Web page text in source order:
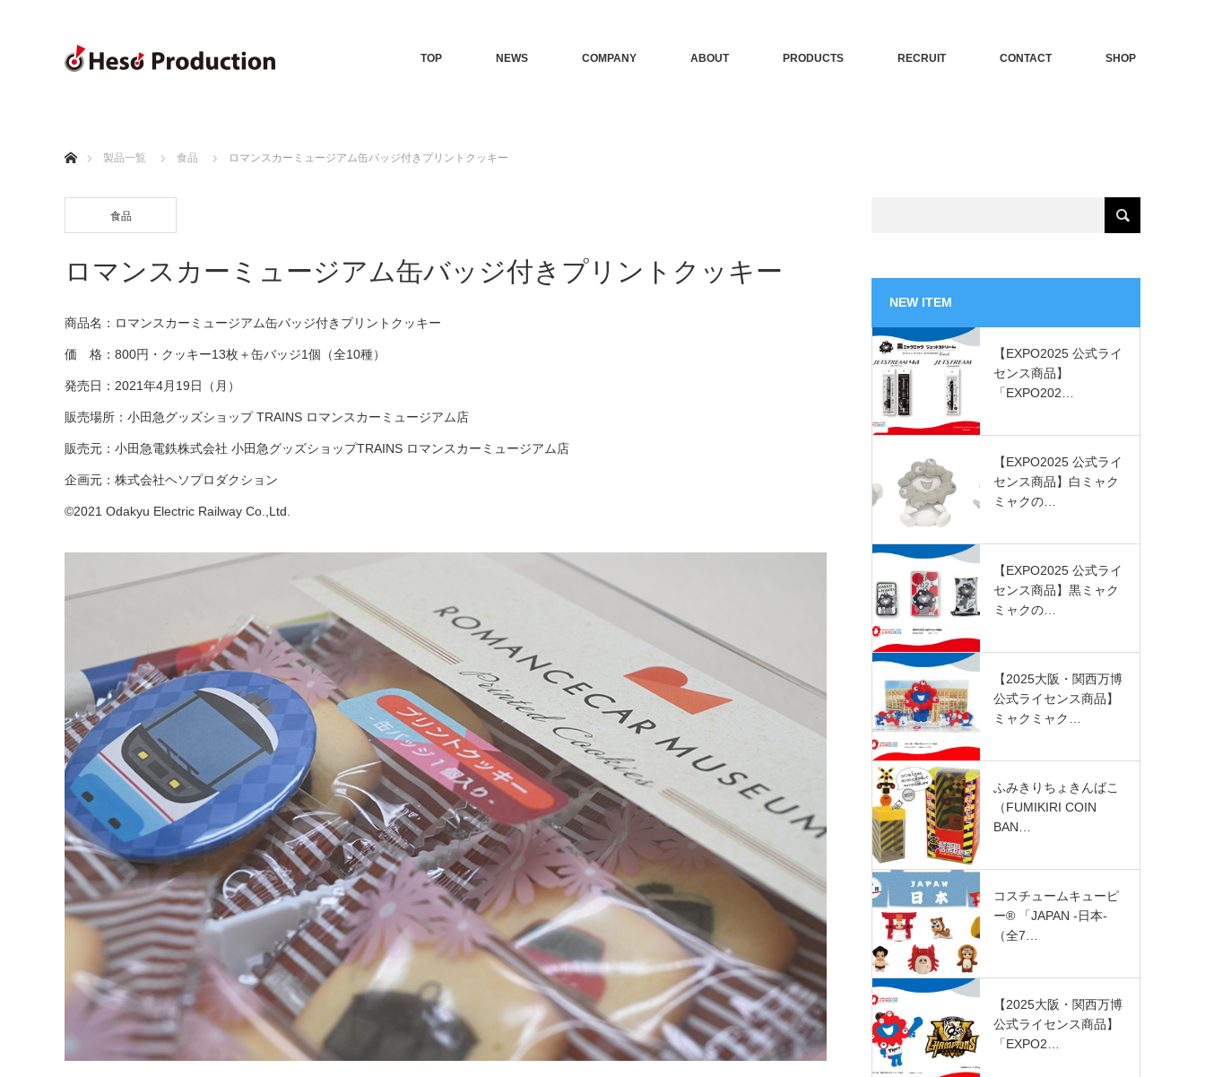
TOP NEWS COMPANY ABOUT PRODUCTS RECRUIT CONTACT SHOP
製品一覧
食品 ロマンスカーミュージアム缶バッジ付きプリントクッキー
食品
ロマンスカーミュージアム缶バッジ付きプリントクッキー
商品名：ロマンスカーミュージアム缶バッジ付きプリントクッキー
価 格：800円・クッキー13枚＋缶バッジ1個（全10種）
発売日：2021年4月19日（月）
販売場所：小田急グッズショップ TRAINS ロマンスカーミュージアム店
販売元：小田急電鉄株式会社 小田急グッズショップTRAINS ロマンスカーミュージアム店
企画元：株式会社ヘソプロダクション
©2021 Odakyu Electric Railway Co.,Ltd.
NEW ITEM
【EXPO2025 公式ライ
センス商品】
「EXPO202…
【EXPO2025 公式ライ
センス商品】白ミャク
ミャクの…
【EXPO2025 公式ライ
センス商品】黒ミャク
ミャクの…
【2025大阪・関西万博
公式ライセンス商品】
ミャクミャク…
ふみきりちょきんばこ
（FUMIKIRI COIN
BAN…
コスチュームキューピ
ー®︎ 「JAPAN -日本-
（全7…
【2025大阪・関西万博
公式ライセンス商品】
「EXPO2…